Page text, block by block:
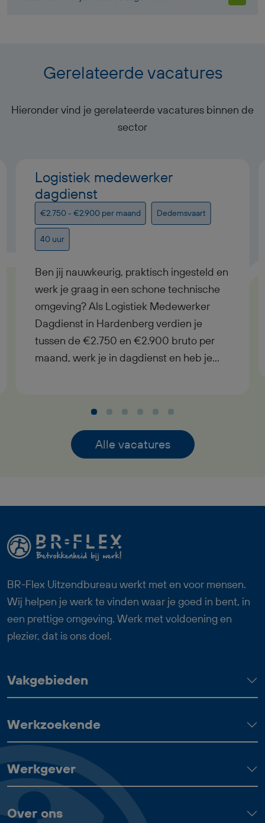
Gerelateerde vacatures
Hieronder vind je gerelateerde vacatures binnen de
sector
Logistiek medewerker
dagdienst
€2.750 - €2.900 per maand Dedemsvaart
40 uur
Ben jij nauwkeurig, praktisch ingesteld en
werk je graag in een schone technische
omgeving? Als Logistiek Medewerker
Dagdienst in Hardenberg verdien je
tussen de €2.750 en €2.900 bruto per
maand, werk je in dagdienst en heb je
Medewerker Dagdienst krijg je
verantwoordelijkheid, pensioenopbouw
vanaf je eerste werkdag,
samenkomen? Dan past deze functie als
Logistiek Medewerker Dagdienst goed
bij jou.
Alle vacatures
BR-Flex Uitzendbureau werkt met en voor mensen.
Wij helpen je werk te vinden waar je goed in bent, in
een prettige omgeving. Werk met voldoening en
plezier, dat is ons doel.
Vakgebieden
Werkzoekende
Werkgever
Over ons